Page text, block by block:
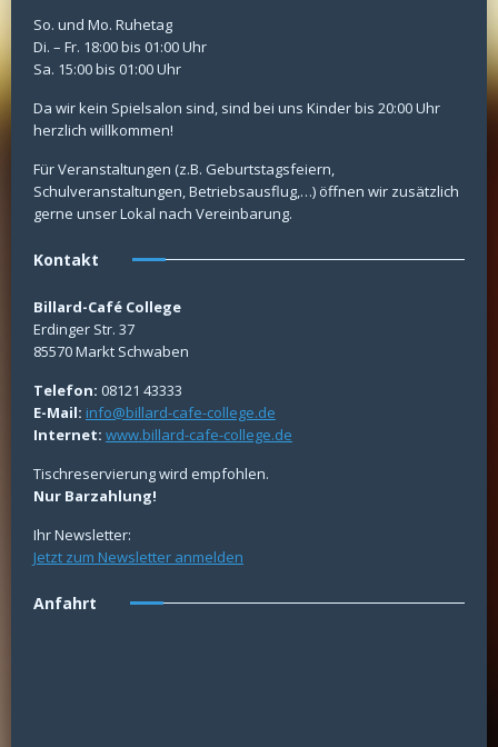
So. und Mo. Ruhetag
Di. – Fr. 18:00 bis 01:00 Uhr
Sa. 15:00 bis 01:00 Uhr
Da wir kein Spielsalon sind, sind bei uns Kinder bis 20:00 Uhr
herzlich willkommen!
Für Veranstaltungen (z.B. Geburtstagsfeiern,
Schulveranstaltungen, Betriebsausflug,…) öffnen wir zusätzlich
gerne unser Lokal nach Vereinbarung.
Kontakt
Billard-Café College
Erdinger Str. 37
85570 Markt Schwaben
Telefon: 08121 43333
E-Mail: info@billard-cafe-college.de
Internet: www.billard-cafe-college.de
Tischreservierung wird empfohlen.
Nur Barzahlung!
Ihr Newsletter:
Jetzt zum Newsletter anmelden
Anfahrt